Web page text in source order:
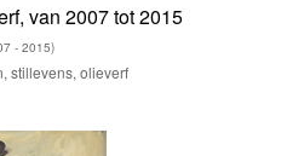
van 2007 tot 2015
- 2015)
stillevens, olieverf